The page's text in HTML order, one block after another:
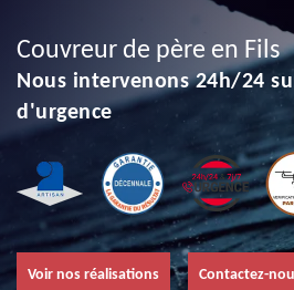
Couvreur de père en Fils
Nous intervenons 24h/24
d'urgence
Voir nos réalisations Contactez-